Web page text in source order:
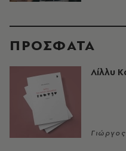
ΠΡΟΣΦΑΤΑ
Λίλλυ